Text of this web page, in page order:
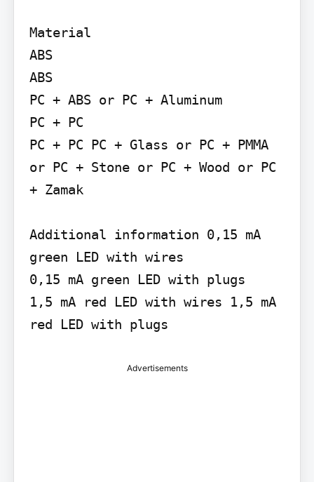
Material
ABS
ABS
PC + ABS or PC + Aluminum
PC + PC
PC + PC PC + Glass or PC + PMMA
or PC + Stone or PC + Wood or PC
+ Zamak
Additional information 0,15 mA
green LED with wires
0,15 mA green LED with plugs
1,5 mA red LED with wires 1,5 mA
red LED with plugs
Advertisements